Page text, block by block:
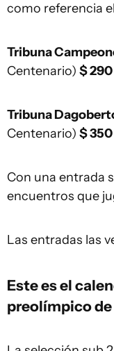
como referencia
Tribuna
Centenario) $ 290
Tribuna
Centenario) $ 350
Con una entrada
encuentros que
Las entradas las
Este es el
preolímpico de